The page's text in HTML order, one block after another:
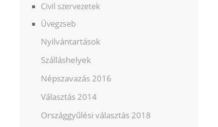
Civil szervezetek
Üvegzseb
Nyilvántartások
Szálláshelyek
Népszavazás 2016
Választás 2014
Országgyűlési választás 2018